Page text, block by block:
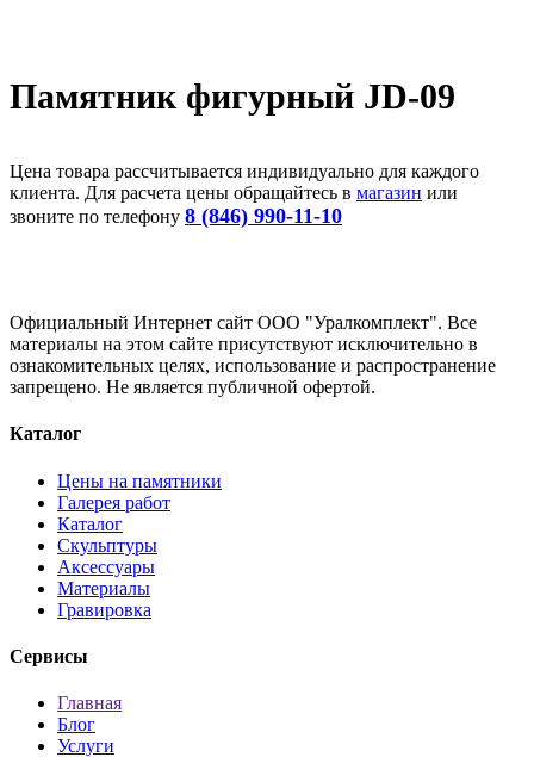
Памятник фигурный JD-09
Цена товара рассчитывается индивидуально для каждого
клиента. Для расчета цены обращайтесь в магазин или
звоните по телефону 8 (846) 990-11-10
Официальный Интернет сайт ООО "Уралкомплект". Все
материалы на этом сайте присутствуют исключительно в
ознакомительных целях, использование и распространение
запрещено. Не является публичной офертой.
Каталог
Цены на памятники
Галерея работ
Каталог
Скульптуры
Аксессуары
Материалы
Гравировка
Сервисы
Главная
Блог
Услуги